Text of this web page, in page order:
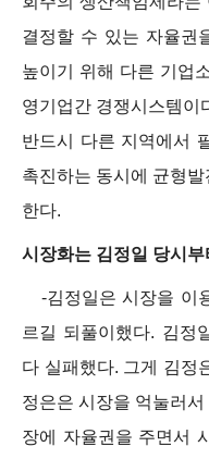
결정할 수 있는 자율권
높이기 위해 다른 기업
영기업간 경쟁시스템이
반드시 다른 지역에서
촉진하는 동시에 균형
한다.
시장화는 김정일 당시
-김정일은 시장을 이
르길 되풀이했다. 김정
다 실패했다. 그게 김정
정은은 시장을 억눌러
장에 자율권을 주면서